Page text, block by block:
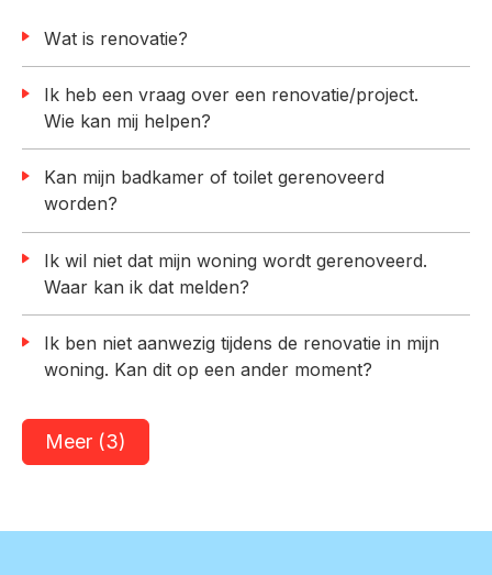
Wat is renovatie?
Ik heb een vraag over een renovatie/project.
Wie kan mij helpen?
Kan mijn badkamer of toilet gerenoveerd
worden?
Ik wil niet dat mijn woning wordt gerenoveerd.
Waar kan ik dat melden?
Ik ben niet aanwezig tijdens de renovatie in mijn
woning. Kan dit op een ander moment?
Meer (3)